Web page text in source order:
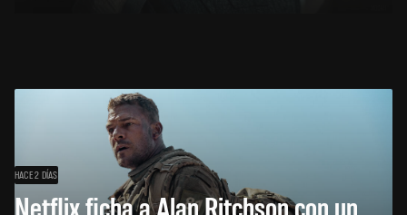
HACE 2 DÍAS
Netflix ficha a Alan Ritchson con un